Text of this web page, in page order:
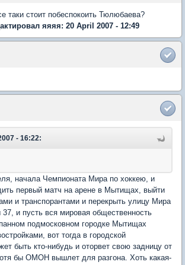
таки стоит побеспокоить Тюлюбаева?
яяяя: 20 April 2007 - 12:49
- 16:22:
начала Чемпионата Мира по хоккею, и
первый матч на арене в Мытищах, выйти
и транспорантами и перекрыть улицу Мира
и пусть вся мировая общественность
подмосковном городке Мытищах
вот тогда в городской
быть кто-нибудь и оторвет свою задницу от
бы ОМОН вышлет для разгона. Хоть какая-